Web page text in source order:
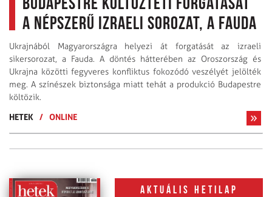
Budapestre költözteti forgatását
a népszerű izraeli sorozat, a Fauda
Ukrajnából Magyarországra helyezi át forgatását az izraeli
sikersorozat, a Fauda. A döntés hátterében az Oroszország és
Ukrajna közötti fegyveres konfliktus fokozódó veszélyét jelölték
meg. A színészek biztonsága miatt tehát a produkció Budapestre
költözik.
HETEK
/ ONLINE
Aktuális hetilap